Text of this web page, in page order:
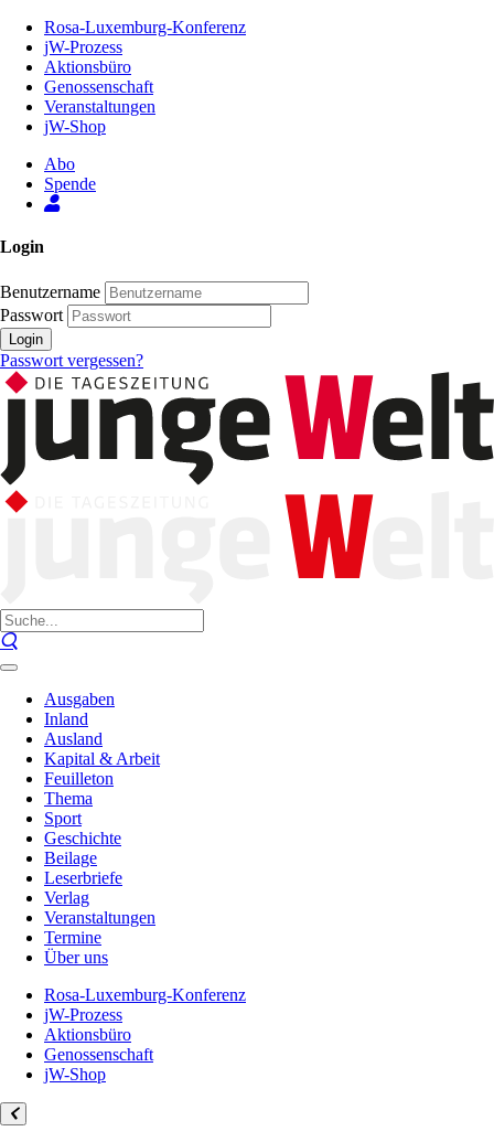
Inhalt
Seite
Rosa-Luxemburg-Konferenz
jW-Prozess
Aktionsbüro
Genossenschaft
Veranstaltungen
jW-Shop
Abo
Spende
Login
Benutzername
Passwort
Login
Passwort vergessen?
Ausgaben
Inland
Ausland
Kapital & Arbeit
Feuilleton
Thema
Sport
Geschichte
Beilage
Leserbriefe
Verlag
Veranstaltungen
Termine
Über uns
Rosa-Luxemburg-Konferenz
jW-Prozess
Aktionsbüro
Genossenschaft
jW-Shop